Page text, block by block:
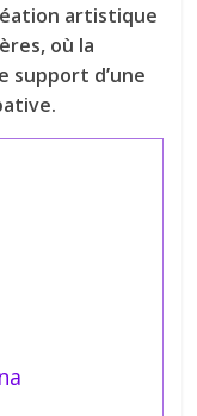
artistique
où la
support d’une